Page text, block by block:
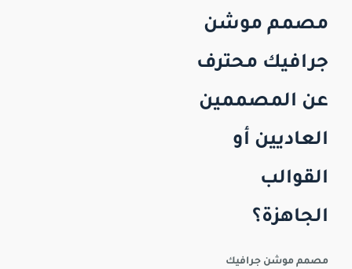
مصمم موشن
جرافيك محترف
عن المصممين
العاديين أو
القوالب
الجاهزة؟
مصمم موشن جرافيك